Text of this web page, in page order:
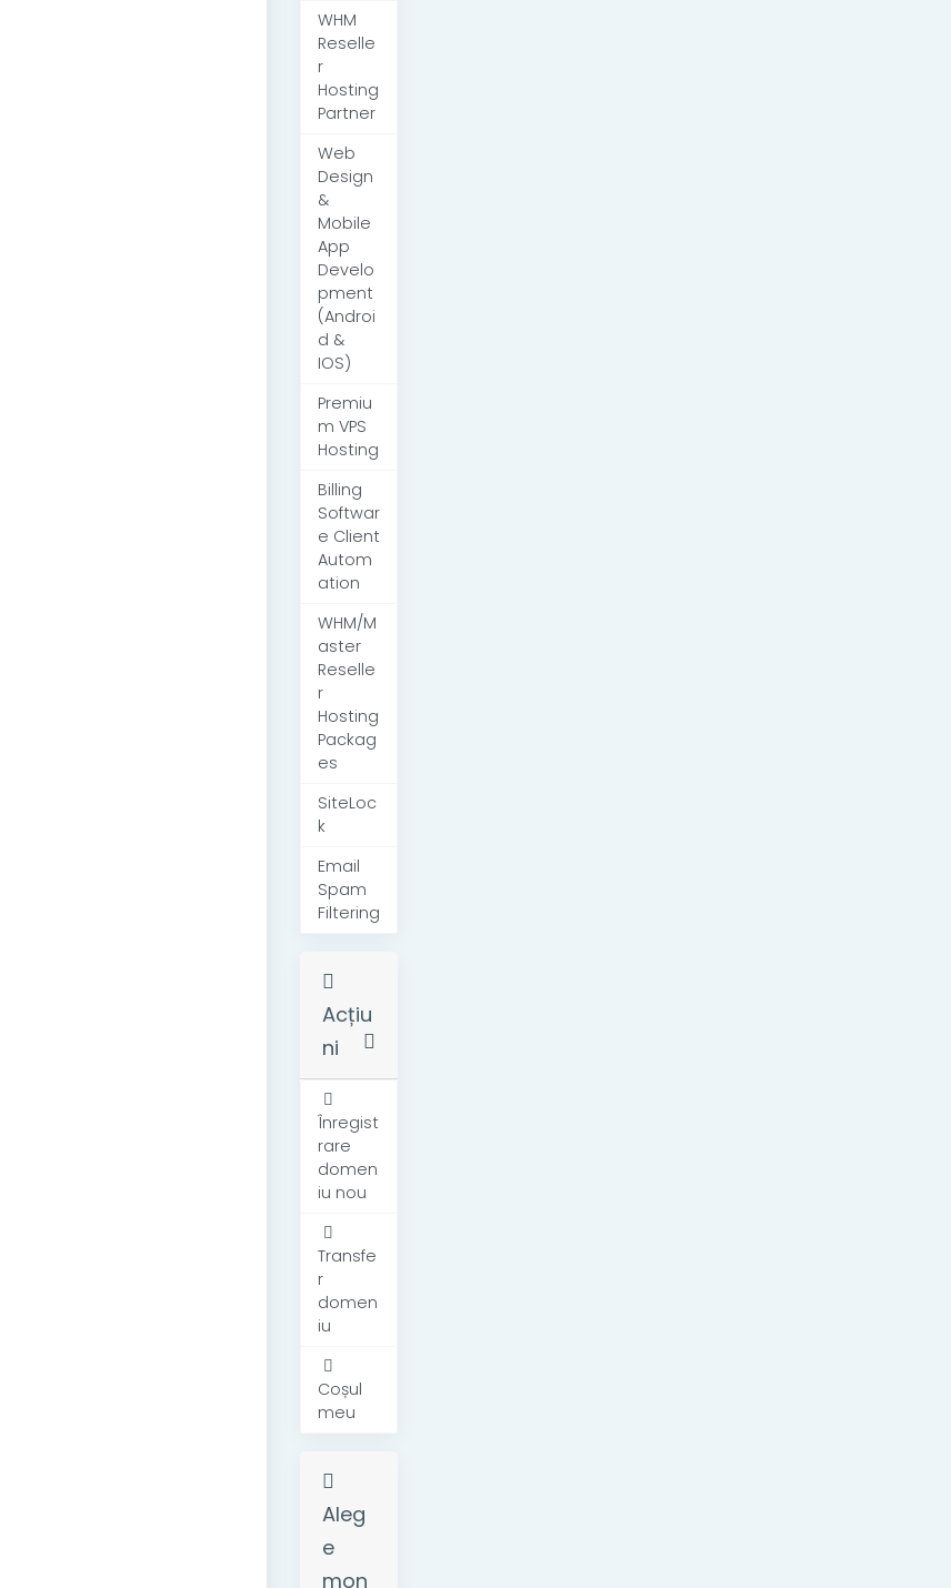
WHM
Reselle
r
Hosting
Partner
Web
Design
&
Mobile
App
Develo
pment
(Androi
d &
IOS)
Premiu
m VPS
Hosting
Billing
Softwar
e Client
Autom
ation
WHM/M
aster
Reselle
r
Hosting
Packag
es
SiteLoc
k
Email
Spam
Filtering
Acțiu
ni
Înregist
rare
domen
iu nou
Transfe
r
domen
iu
Coșul
meu
Aleg
e
mon